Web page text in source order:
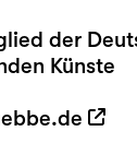
der
Künste